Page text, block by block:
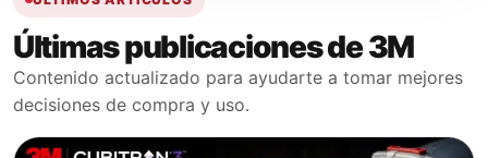
Últimas publicaciones de 3M
Contenido actualizado para ayudarte a tomar mejores
decisiones de compra y uso.